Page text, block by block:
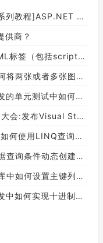
Pages中的PageModel(09)
供商？
和style），保留纯本文
张图片合并成一张图片？
当前程序集所在的目录路径？
Core以及Xamarin.Forms的最新版本及更新
性值在另外一个集合中存在的子集？
的Where查询表达式的实现方案
置主键列为自增列？
和十六进制间的相互转换呢？